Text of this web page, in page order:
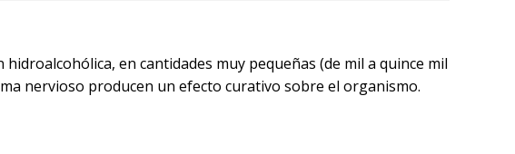
en cantidades muy pequeñas (de mil a quince mil
nervioso producen un efecto curativo sobre el organismo.